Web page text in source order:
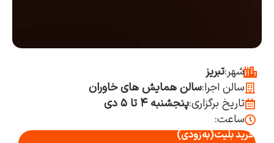
شهر:تبریز
سالن اجرا:سالن همایش های خاوران
تاریخ برگزاری:پنجشنبه ۴ تا ۵ دی
ساعت:
خرید بلیت(به‌زودی)